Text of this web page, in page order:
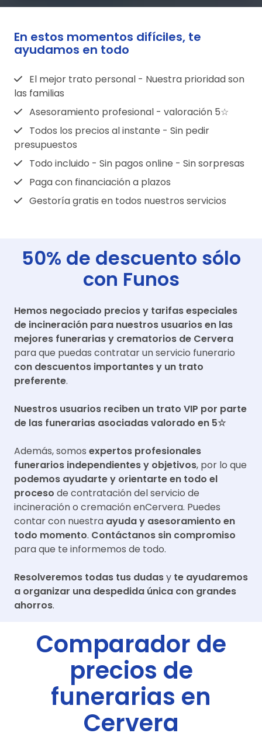
En estos momentos difíciles, te
ayudamos en todo
El mejor trato personal - Nuestra prioridad son
las familias
Asesoramiento profesional - valoración 5☆
Todos los precios al instante - Sin pedir
presupuestos
Todo incluido - Sin pagos online - Sin sorpresas
Paga con financiación a plazos
Gestoría gratis en todos nuestros servicios
50% de descuento sólo
con Funos
Hemos negociado precios y tarifas especiales
de incineración para nuestros usuarios en las
mejores funerarias y crematorios de Cervera
para que puedas contratar un servicio funerario
con descuentos importantes y un trato
preferente.
Nuestros usuarios reciben un trato VIP por parte
de las funerarias asociadas valorado en 5☆
Además, somos expertos profesionales
funerarios independientes y objetivos, por lo que
podemos ayudarte y orientarte en todo el
proceso de contratación del servicio de
incineración o cremación enCervera. Puedes
contar con nuestra ayuda y asesoramiento en
todo momento. Contáctanos sin compromiso
para que te informemos de todo.
Resolveremos todas tus dudasy te ayudaremos
a organizar una despedida única con grandes
ahorros.
Comparador de
precios de
funerarias en
Cervera